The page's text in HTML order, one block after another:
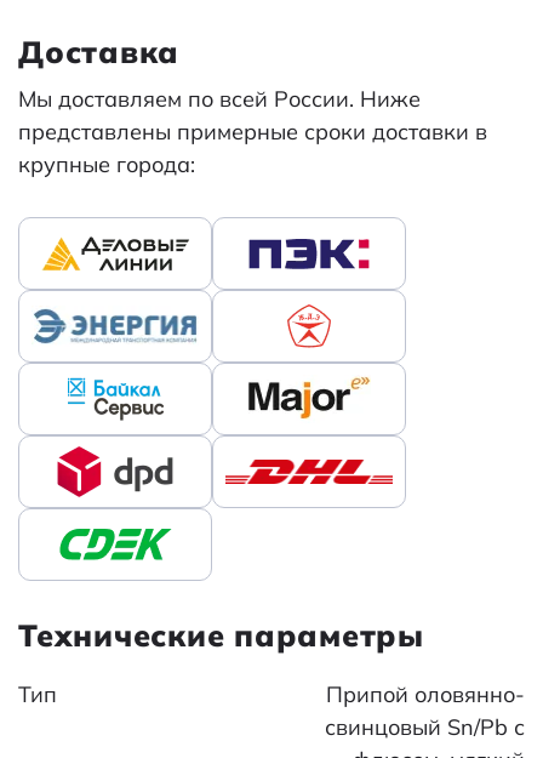
Технические параметры
Тип
Припой оловянно-
свинцовый Sn/Pb с
Доставка
Мы доставляем по всей России. Ниже
представлены примерные сроки доставки в
крупные города: